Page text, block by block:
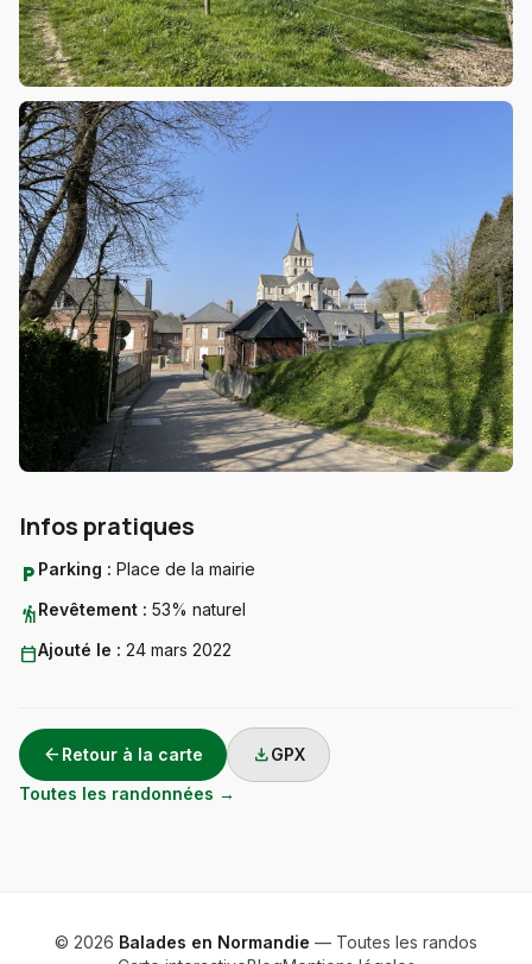
Infos pratiques
local_parking Parking : Place de la mairie
hikingRevêtement : 53% naturel
calendar_todayAjouté le : 24 mars 2022
arrow_back Retour à la carte downloadGPX
Toutes les randonnées →
© 2026 Balades en Normandie — Toutes les randos